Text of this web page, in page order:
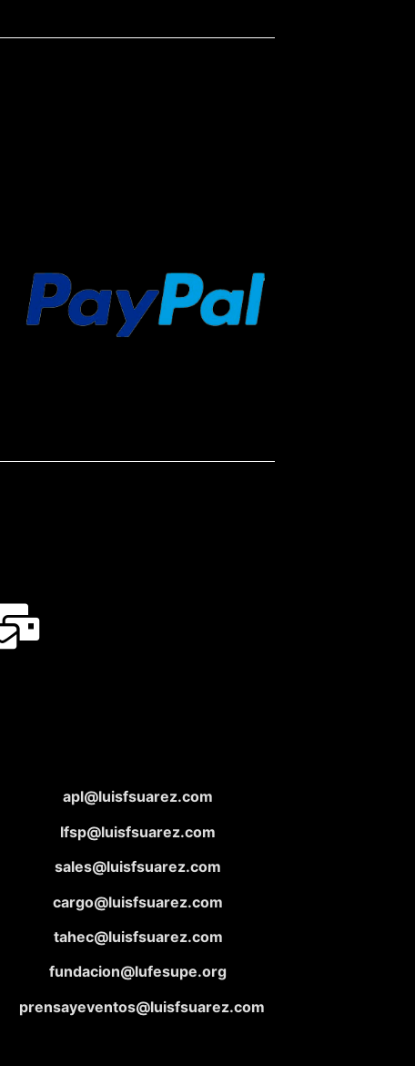
apl@luisfsuarez.com
lfsp@luisfsuarez.com
sales@luisfsuarez.com
cargo@luisfsuarez.com
tahec@luisfsuarez.com
fundacion@lufesupe.org
prensayeventos@luisfsuarez.com